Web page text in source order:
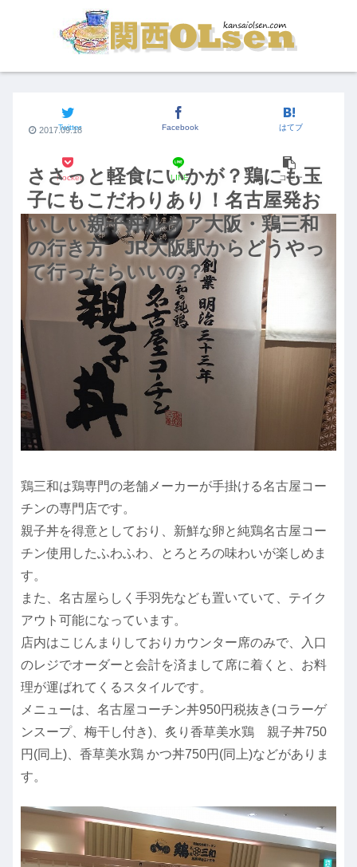
ささっと軽食にいかが？鶏にも玉
子にもこだわりあり！名古屋発お
いしい親子丼ルクア大阪・鶏三和
の行き方 JR大阪駅からどうやっ
て行ったらいいの？
Twitter Facebook はてブ
Pocket LINE コピー
2017.09.18
鶏三和は鶏専門の老舗メーカーが手掛ける名古屋コー
チンの専門店です。
親子丼を得意としており、新鮮な卵と純鶏名古屋コー
チン使用したふわふわ、とろとろの味わいが楽しめま
す。
また、名古屋らしく手羽先なども置いていて、テイク
アウト可能になっています。
店内はこじんまりしておりカウンター席のみで、入口
のレジでオーダーと会計を済まして席に着くと、お料
理が運ばれてくるスタイルです。
メニューは、名古屋コーチン丼950円税抜き(コラーゲ
ンスープ、梅干し付き)、炙り香草美水鶏 親子丼750
円(同上)、香草美水鶏 かつ丼750円(同上)などがありま
す。